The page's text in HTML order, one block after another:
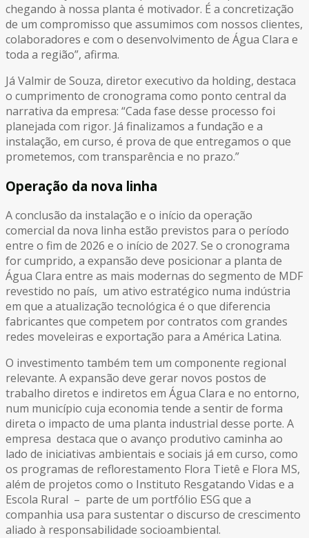
chegando à nossa planta é motivador. É a concretização
de um compromisso que assumimos com nossos clientes,
colaboradores e com o desenvolvimento de Água Clara e
toda a região”, afirma.
Já Valmir de Souza, diretor executivo da holding, destaca
o cumprimento de cronograma como ponto central da
narrativa da empresa: “Cada fase desse processo foi
planejada com rigor. Já finalizamos a fundação e a
instalação, em curso, é prova de que entregamos o que
prometemos, com transparência e no prazo.”
Operação da nova linha
A conclusão da instalação e o início da operação
comercial da nova linha estão previstos para o período
entre o fim de 2026 e o início de 2027. Se o cronograma
for cumprido, a expansão deve posicionar a planta de
Água Clara entre as mais modernas do segmento de MDF
revestido no país, um ativo estratégico numa indústria
em que a atualização tecnológica é o que diferencia
fabricantes que competem por contratos com grandes
redes moveleiras e exportação para a América Latina.
O investimento também tem um componente regional
relevante. A expansão deve gerar novos postos de
trabalho diretos e indiretos em Água Clara e no entorno,
num município cuja economia tende a sentir de forma
direta o impacto de uma planta industrial desse porte. A
empresa destaca que o avanço produtivo caminha ao
lado de iniciativas ambientais e sociais já em curso, como
os programas de reflorestamento Flora Tietê e Flora MS,
além de projetos como o Instituto Resgatando Vidas e a
Escola Rural – parte de um portfólio ESG que a
companhia usa para sustentar o discurso de crescimento
aliado à responsabilidade socioambiental.